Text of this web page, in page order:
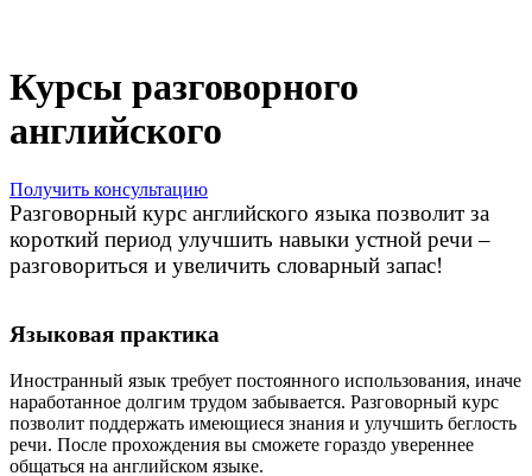
Курсы разговорного
английского
Получить консультацию
Разговорный курс английского языка позволит за
короткий период улучшить навыки устной речи –
разговориться и увеличить словарный запас!
Языковая практика
Иностранный язык требует постоянного использования, иначе
наработанное долгим трудом забывается. Разговорный курс
позволит поддержать имеющиеся знания и улучшить беглость
речи. После прохождения вы сможете гораздо увереннее
общаться на английском языке.